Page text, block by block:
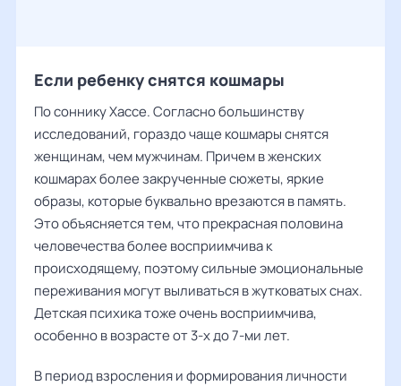
Если ребенку снятся кошмары
По соннику Хассе. Согласно большинству
исследований, гораздо чаще кошмары снятся
женщинам, чем мужчинам. Причем в женских
кошмарах более закрученные сюжеты, яркие
образы, которые буквально врезаются в память.
Это объясняется тем, что прекрасная половина
человечества более восприимчива к
происходящему, поэтому сильные эмоциональные
переживания могут выливаться в жутковатых снах.
Детская психика тоже очень восприимчива,
особенно в возрасте от 3-х до 7-ми лет.
В период взросления и формирования личности